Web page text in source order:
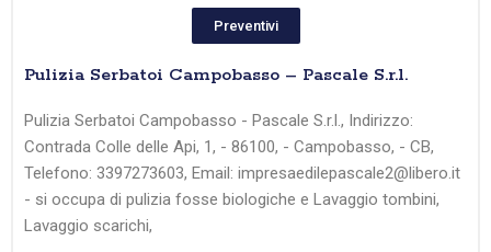
Preventivi
Pulizia Serbatoi Campobasso – Pascale S.r.l.
Pulizia Serbatoi Campobasso - Pascale S.r.l., Indirizzo:
Contrada Colle delle Api, 1, - 86100, - Campobasso, - CB,
Telefono: 3397273603, Email: impresaedilepascale2@libero.it
- si occupa di pulizia fosse biologiche e Lavaggio tombini,
Lavaggio scarichi,